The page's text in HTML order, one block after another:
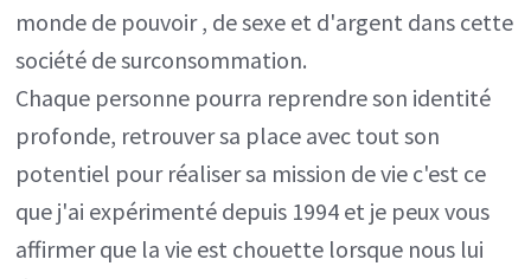
monde de pouvoir , de sexe et d'argent dans cette
société de surconsommation.
Chaque personne pourra reprendre son identité
profonde, retrouver sa place avec tout son
potentiel pour réaliser sa mission de vie c'est ce
que j'ai expérimenté depuis 1994 et je peux vous
affirmer que la vie est chouette lorsque nous lui